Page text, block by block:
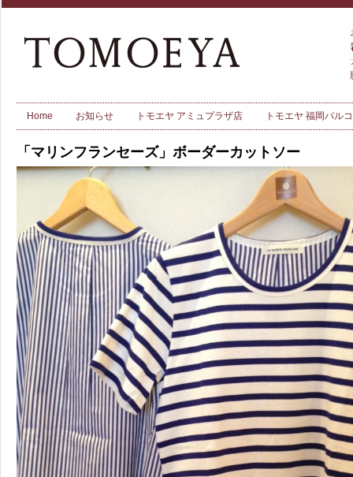
Home お知らせ トモエヤ アミュプラザ店 トモエヤ 福岡パル
「マリンフランセーズ」ボーダーカットソー